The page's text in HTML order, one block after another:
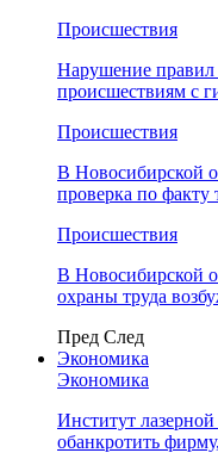
Происшествия
Нарушение правил
происшествиям с
Происшествия
В Новосибирской
проверка по
Происшествия
В Новосибирской
охраны труда
Пред След
Экономика
Экономика
Институт
обанкротить